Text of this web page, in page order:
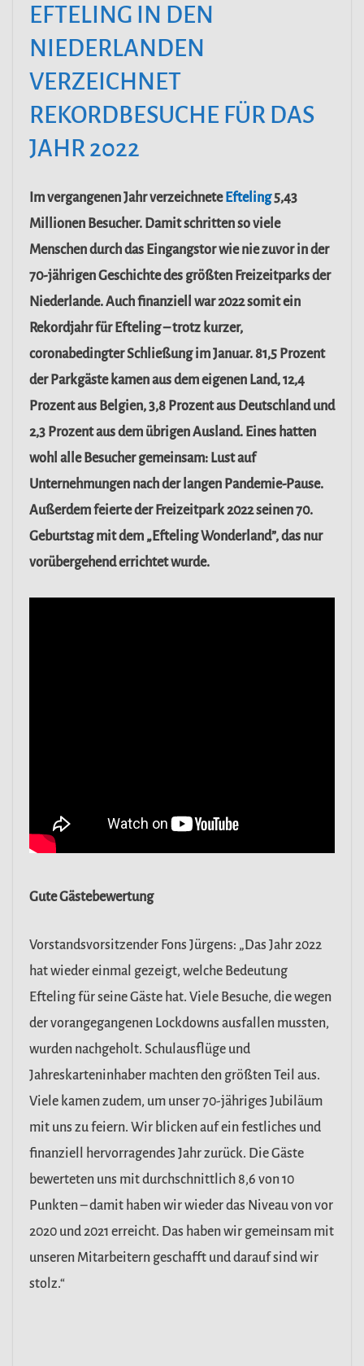
EFTELING IN DEN
NIEDERLANDEN
VERZEICHNET
REKORDBESUCHE FÜR DAS
JAHR 2022
Im vergangenen Jahr verzeichneteEfteling5,43
Millionen Besucher. Damit schritten so viele
Menschen durch das Eingangstor wie nie zuvor in der
70-jährigen Geschichte des größten Freizeitparks der
Niederlande. Auch finanziell war 2022 somit ein
Rekordjahr für Efteling – trotz kurzer,
coronabedingter Schließung im Januar. 81,5 Prozent
der Parkgäste kamen aus dem eigenen Land, 12,4
Prozent aus Belgien, 3,8 Prozent aus Deutschland und
2,3 Prozent aus dem übrigen Ausland. Eines hatten
wohl alle Besucher gemeinsam: Lust auf
Unternehmungen nach der langen Pandemie-Pause.
Außerdem feierte der Freizeitpark 2022 seinen 70.
Geburtstag mit dem „Efteling Wonderland”, das nur
vorübergehend errichtet wurde.
Gute Gästebewertung
Vorstandsvorsitzender Fons Jürgens: „Das Jahr 2022
hat wieder einmal gezeigt, welche Bedeutung
Efteling für seine Gäste hat. Viele Besuche, die wegen
der vorangegangenen Lockdowns ausfallen mussten,
wurden nachgeholt. Schulausflüge und
Jahreskarteninhaber machten den größten Teil aus.
Viele kamen zudem, um unser 70-jähriges Jubiläum
mit uns zu feiern. Wir blicken auf ein festliches und
finanziell hervorragendes Jahr zurück. Die Gäste
bewerteten uns mit durchschnittlich 8,6 von 10
Punkten – damit haben wir wieder das Niveau von vor
2020 und 2021 erreicht. Das haben wir gemeinsam mit
unseren Mitarbeitern geschafft und darauf sind wir
stolz.“